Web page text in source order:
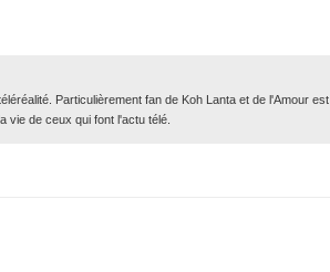
Particulièrement fan de Koh Lanta et de l'Amour est
vie de ceux qui font l'actu télé.